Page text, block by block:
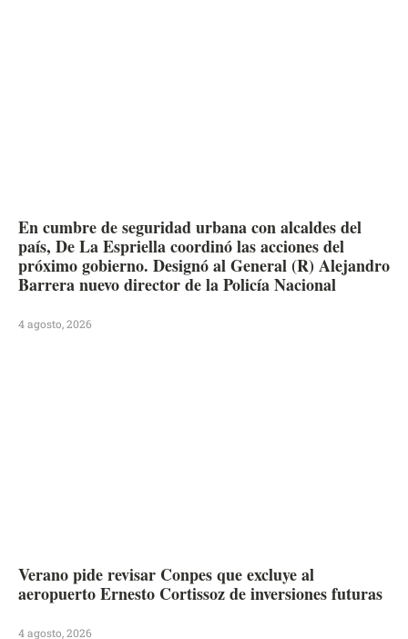
En cumbre de seguridad urbana con alcaldes del
país, De La Espriella coordinó las acciones del
próximo gobierno. Designó al General (R) Alejandro
Barrera nuevo director de la Policía Nacional
4 agosto, 2026
Verano pide revisar Conpes que excluye al
aeropuerto Ernesto Cortissoz de inversiones futuras
4 agosto, 2026